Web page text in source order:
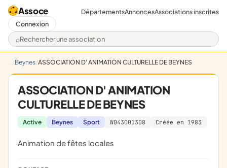
Assoce
Rechercher une association
DépartementsAnnoncesAssociations inscrites
Connexion
Beynes ASSOCIATION D' ANIMATION CULTURELLE DE BEYNES
ASSOCIATION D' ANIMATION
CULTURELLE DE BEYNES
Active Beynes Sport W043001308 Créée en 1983
animation de fêtes locales